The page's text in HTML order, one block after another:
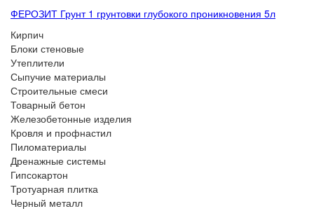
ФЕРОЗИТ Грунт 1 грунтовки глубокого проникновения 5л
Кирпич
Блоки стеновые
Утеплители
Сыпучие материалы
Строительные смеси
Товарный бетон
Железобетонные изделия
Кровля и профнастил
Пиломатериалы
Дренажные системы
Гипсокартон
Тротуарная плитка
Черный металл